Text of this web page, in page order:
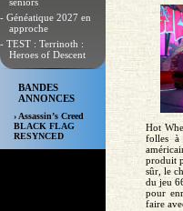
- Généatique 2027 en
approche
- TEST : Terrinoth :
Heroes of Descent
BANDES
ANNONCES
› Assassin’s Creed
BLACK FLAG
RESYNCED
Hot
folles à
produit
sûr, le
du jeu
pour
faire